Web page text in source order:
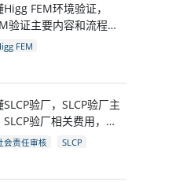
FEM环境验证，
验证主要内容和流程，
厂关系
FEM
验厂，SLCP验厂主
验厂相关费用，
自评及审核流程
会责任审核 SLCP